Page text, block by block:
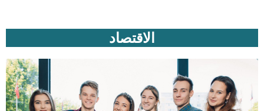
الاقتصاد